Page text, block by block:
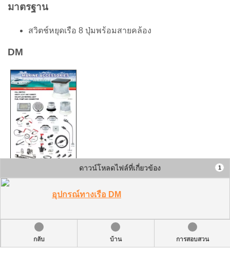
มาตรฐาน
สวิตช์หยุดเรือ 8 ปุ่มพร้อมสายคล้อง
DM
ดาวน์โหลดไฟล์ที่เกี่ยวข้อง 1
อุปกรณ์ทางเรือ DM
กลับ บ้าน การสอบสวน